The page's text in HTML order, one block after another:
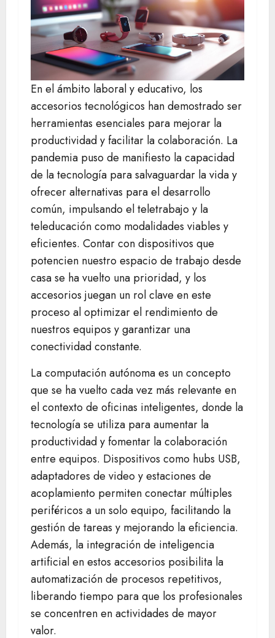
En el ámbito laboral y educativo, los
accesorios tecnológicos han demostrado ser
herramientas esenciales para mejorar la
productividad y facilitar la colaboración. La
pandemia puso de manifiesto la capacidad
de la tecnología para salvaguardar la vida y
ofrecer alternativas para el desarrollo
común, impulsando el teletrabajo y la
teleducación como modalidades viables y
eficientes. Contar con dispositivos que
potencien nuestro espacio de trabajo desde
casa se ha vuelto una prioridad, y los
accesorios juegan un rol clave en este
proceso al optimizar el rendimiento de
nuestros equipos y garantizar una
conectividad constante.
La computación autónoma es un concepto
que se ha vuelto cada vez más relevante en
el contexto de oficinas inteligentes, donde la
tecnología se utiliza para aumentar la
productividad y fomentar la colaboración
entre equipos. Dispositivos como hubs USB,
adaptadores de video y estaciones de
acoplamiento permiten conectar múltiples
periféricos a un solo equipo, facilitando la
gestión de tareas y mejorando la eficiencia.
Además, la integración de inteligencia
artificial en estos accesorios posibilita la
automatización de procesos repetitivos,
liberando tiempo para que los profesionales
se concentren en actividades de mayor
valor.